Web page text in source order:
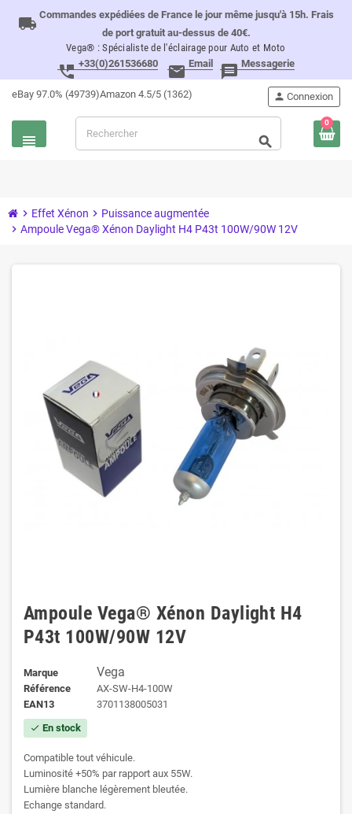
local_shipping Commandes expédiées de France le jour même jusqu'à 15h. Frais
de port gratuit au-dessus de 40€.
Vega® : Spécialiste de l'éclairage pour Auto et Moto
perm_phone_msg +33(0)261536680 email Email message Messagerie
eBay 97.0% (49739)Amazon 4.5/5 (1362)
view_headline
person Connexion
search
0
chevron_right Effet Xénon chevron_right Puissance augmentée
chevron_right Ampoule Vega® Xénon Daylight H4 P43t 100W/90W 12V
Ampoule Vega® Xénon Daylight H4
P43t 100W/90W 12V
Marque Vega
Référence
AX-SW-H4-100W
EAN13
3701138005031
check En stock
Compatible tout véhicule.
Luminosité +50% par rapport aux 55W.
Lumière blanche légèrement bleutée.
Echange standard.